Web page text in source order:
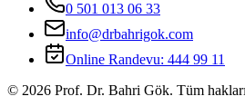
0 501 013 06 33
info@drbahrigok.com
Online Randevu: 444 99 11
© 2026 Prof. Dr. Bahri Gök. Tüm hakları